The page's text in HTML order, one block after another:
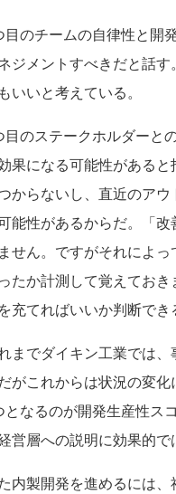
のチームの自律性と開
ジメントすべきだと話
いいと考えている。
のステークホルダーと
果になる可能性がある
からないし、直近のア
能性があるからだ。「
せん。ですがそれによ
たか計測して覚えてお
充てればいいか判断でき
までダイキン工業では、
がこれからは状況の変
となるのが開発生産性ス
営層への説明に効果的で
内製開発を進めるには、